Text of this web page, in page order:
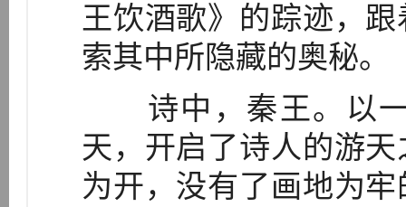
王饮酒歌》的踪迹，
索其中所隐藏的奥秘。
诗中，秦王。以一
天，开启了诗人的游
为开，没有了画地为